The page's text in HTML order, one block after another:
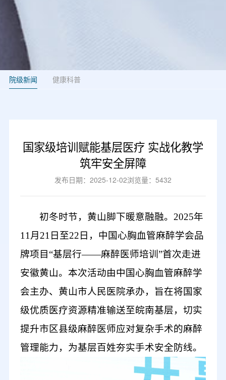
院级新闻 健康科普
国家级培训赋能基层医疗 实战化教学
筑牢安全屏障
发布日期：2025-12-02浏览量：5432
初冬时节，黄山脚下暖意融融。 2025年
11月21日至22日，中国心胸血管麻醉学会品
牌项目“基层行——麻醉医师培训”首次走进
安徽黄山。本次活动由中国心胸血管麻醉学
会主办、 黄山市人民医院承办， 旨在将国家
级优质医疗资源精准输送至皖南基层，切实
提升市区县级麻醉医师应对复杂手术的麻醉
管理能力，为基层百姓夯实手术安全防线。